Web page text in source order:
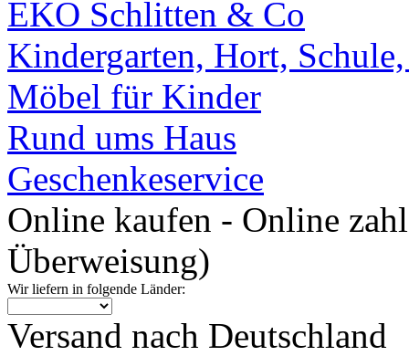
EKO Schlitten & Co
Kindergarten, Hort,
Möbel für Kinder
Rund ums Haus
Geschenkeservice
Online kaufen - Online
Überweisung)
Wir liefern in folgende Länder:
Versand nach Deutschland